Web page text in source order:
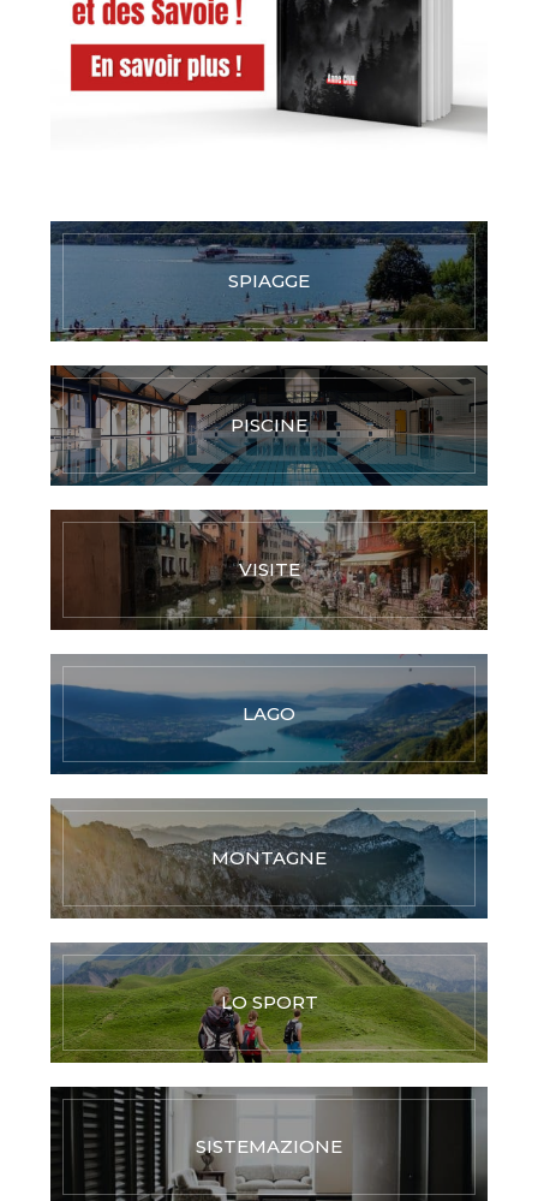
SPIAGGE
PISCINE
VISITE
LAGO
MONTAGNE
LO SPORT
SISTEMAZIONE